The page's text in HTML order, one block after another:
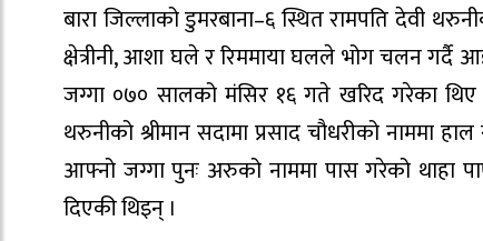
बारा जिल्लाको डुमरबाना–६ स्थित रामपति देवी
क्षेत्रीनी, आशा घले र रिममाया घलले भोग चलन गर्दै
जग्गा ०७० सालको मंसिर १६ गते खरिद गरेका थिए
थरुनीको श्रीमान सदामा प्रसाद चौधरीको नाममा
आफ्नो जग्गा पुनः अरुको नाममा पास गरेको थाहा
दिएकी थिइन् ।